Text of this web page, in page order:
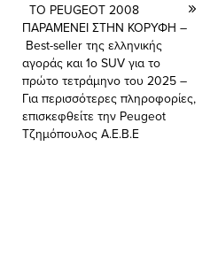
ΤΟ PEUGEOT 2008
ΠΑΡΑΜΕΝΕΙ ΣΤΗΝ ΚΟΡΥΦΗ –
Best-seller της ελληνικής
αγοράς και 1ο SUV για το
πρώτο τετράμηνο του 2025 –
Για περισσότερες πληροφορίες,
επισκεφθείτε την Peugeot
Τζημόπουλος Α.Ε.Β.Ε